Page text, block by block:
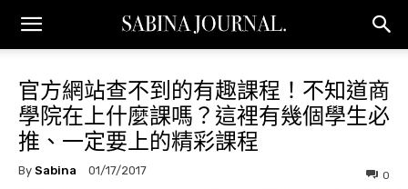
官方網站查不到的有趣課程！不知道商
學院在上什麼課嗎？這裡有幾個學生必
推、一定要上的精彩課程
By Sabina 01/17/2017 0